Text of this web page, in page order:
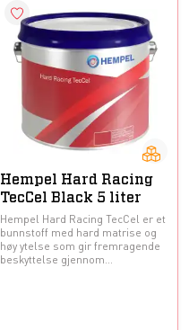
Hempel Hard Racing
TecCel Black 5 liter
Hempel Hard Racing TecCel er et
bunnstoff med hard matrise og
høy ytelse som gir fremragende
beskyttelse gjennom...